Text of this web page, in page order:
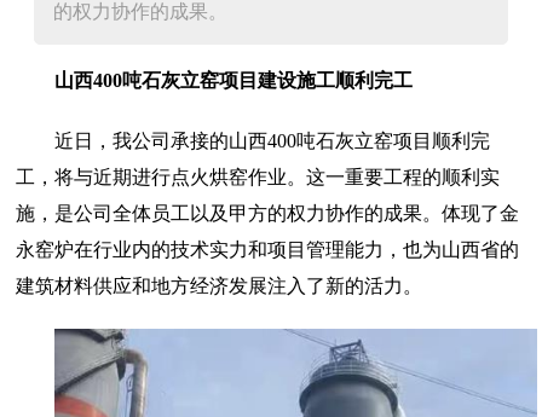
的权力协作的成果。
山西400吨石灰立窑项目建设施工顺利完工
近日，我公司承接的山西400吨石灰立窑项目顺利完
工，将与近期进行点火烘窑作业。这一重要工程的顺利实
施，是公司全体员工以及甲方的权力协作的成果。体现了金
永窑炉在行业内的技术实力和项目管理能力，也为山西省的
建筑材料供应和地方经济发展注入了新的活力。